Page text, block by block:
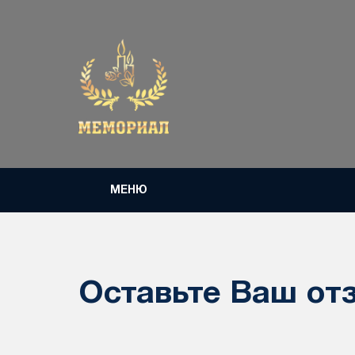
МЕНЮ
Оставьте Ваш